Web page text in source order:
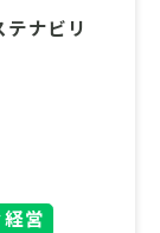
テナビリ
営